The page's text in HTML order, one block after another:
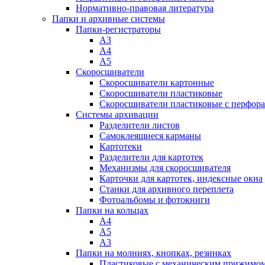
Нормативно-правовая литература
Папки и архивные системы
Папки-регистраторы
А3
А4
А5
Скоросшиватели
Скоросшиватели картонные
Скоросшиватели пластиковые
Скоросшиватели пластиковые с
Системы архивации
Разделители листов
Самоклеящиеся карманы
Картотеки
Разделители для картотек
Механизмы для скоросшивателя
Карточки для картотек, индексные окна
Станки для архивного переплета
Фотоальбомы и фотокниги
Папки на кольцах
А4
А5
А3
Папки на молниях, кнопках, резинках